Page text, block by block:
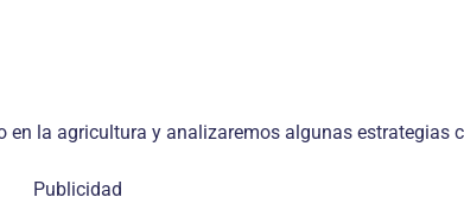
la agricultura y analizaremos algunas estrategias
Publicidad